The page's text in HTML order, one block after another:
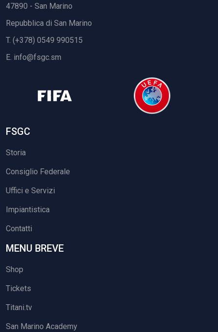
47890 - San Marino
Repubblica di San Marino
T. (+378) 0549 990515
E. info@fsgc.sm
FSGC
Storia
Consiglio Federale
Uffici e Servizi
Impiantistica
Contatti
MENU BREVE
Shop
Tickets
Titani.tv
San Marino Academy